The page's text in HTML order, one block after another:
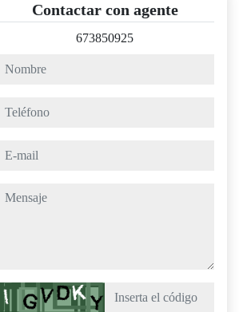
Contactar con agente
673850925
nombre
teléfono
e-mail
mensaje
Captcha